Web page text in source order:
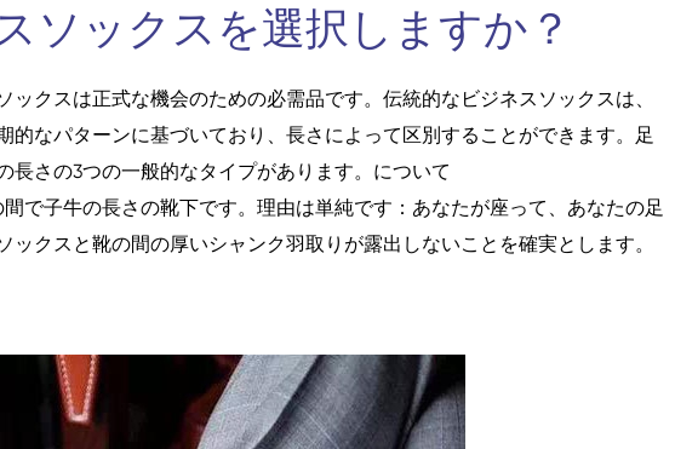
ホームソックス 航空会社ソックス
メンズソックス
コットンファイバーソ
ローカットソックス
ソックスを選択しますか？
ックスは正式な機会のための必需品です。伝統的なビジネスソックスは、
的なパターンに基づいており、長さによって区別することができます。足
長さの3つの一般的なタイプがあります。について
で子牛の長さの靴下です。理由は単純です：あなたが座って、あなたの足
ックスと靴の間の厚いシャンク羽取りが露出しないことを確実とします。